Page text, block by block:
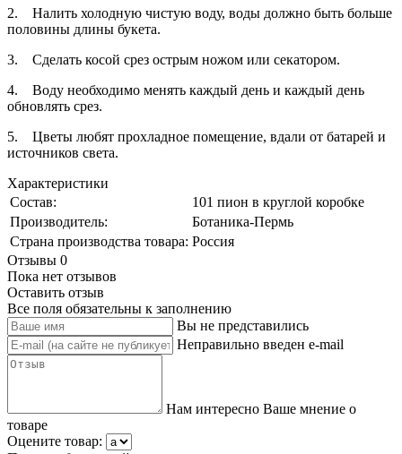
2.
Налить холодную чистую воду, воды должно быть больше
половины длины букета.
3.
Сделать косой срез острым ножом или секатором.
4.
Воду необходимо менять каждый день и каждый день
обновлять срез.
5.
Цветы любят прохладное помещение, вдали от батарей и
источников света.
Характеристики
Состав:
101 пион в круглой коробке
Производитель:
Ботаника-Пермь
Страна производства товара: Россия
Отзывы 0
Пока нет отзывов
Оставить отзыв
Все поля обязательны к заполнению
Вы не представились
Неправильно введен e-mail
Нам интересно Ваше мнение о
товаре
Оцените товар: